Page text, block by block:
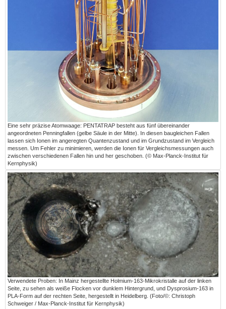
Eine sehr präzise Atomwaage: PENTATRAP besteht aus fünf übereinander
angeordneten Penningfallen (gelbe Säule in der Mitte). In diesen baugleichen Fallen
lassen sich Ionen im angeregten Quantenzustand und im Grundzustand im Vergleich
messen. Um Fehler zu minimieren, werden die Ionen für Vergleichsmessungen auch
zwischen verschiedenen Fallen hin und her geschoben. (© Max-Planck-Institut für
Kernphysik)
Verwendete Proben: In Mainz hergestellte Holmium-163-Mikrokristalle auf der linken
Seite, zu sehen als weiße Flocken vor dunklem Hintergrund, und Dysprosium-163 in
PLA-Form auf der rechten Seite, hergestellt in Heidelberg. (Foto/©: Christoph
Schweiger / Max-Planck-Institut für Kernphysik)